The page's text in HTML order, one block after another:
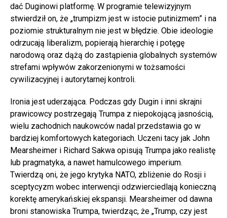
dać Duginowi platformę. W programie telewizyjnym
stwierdził on, że „trumpizm jest w istocie putinizmem” i na
poziomie strukturalnym nie jest w błędzie. Obie ideologie
odrzucają liberalizm, popierają hierarchię i potęgę
narodową oraz dążą do zastąpienia globalnych systemów
strefami wpływów zakorzenionymi w tożsamości
cywilizacyjnej i autorytarnej kontroli.
Ironia jest uderzająca. Podczas gdy Dugin i inni skrajni
prawicowcy postrzegają Trumpa z niepokojącą jasnością,
wielu zachodnich naukowców nadal przedstawia go w
bardziej komfortowych kategoriach. Uczeni tacy jak John
Mearsheimer i Richard Sakwa opisują Trumpa jako realistę
lub pragmatyka, a nawet hamulcowego imperium.
Twierdzą oni, że jego krytyka NATO, zbliżenie do Rosji i
sceptycyzm wobec interwencji odzwierciedlają konieczną
korektę amerykańskiej ekspansji. Mearsheimer od dawna
broni stanowiska Trumpa, twierdząc, że „Trump, czy jest